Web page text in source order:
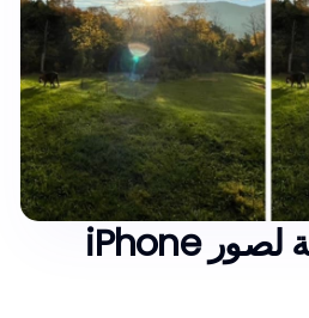
تعديلات احترافية لصور iPhone